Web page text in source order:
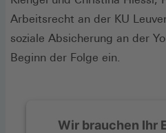
Arbeitsrecht an der KU
soziale Absicherung an der
Beginn der Folge ein.
Wir brauchen Ihr